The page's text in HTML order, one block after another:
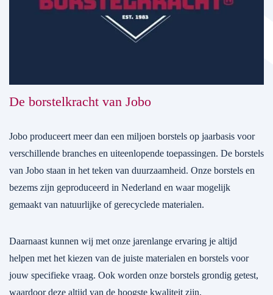
De borstelkracht van Jobo
Jobo produceert meer dan een miljoen borstels op jaarbasis voor
verschillende branches en uiteenlopende toepassingen. De borstels
van Jobo staan in het teken van duurzaamheid. Onze borstels en
bezems zijn geproduceerd in Nederland en waar mogelijk
gemaakt van natuurlijke of gerecyclede materialen.
Daarnaast kunnen wij met onze jarenlange ervaring je altijd
helpen met het kiezen van de juiste materialen en borstels voor
jouw specifieke vraag. Ook worden onze borstels grondig getest,
waardoor deze altijd van de hoogste kwaliteit zijn.